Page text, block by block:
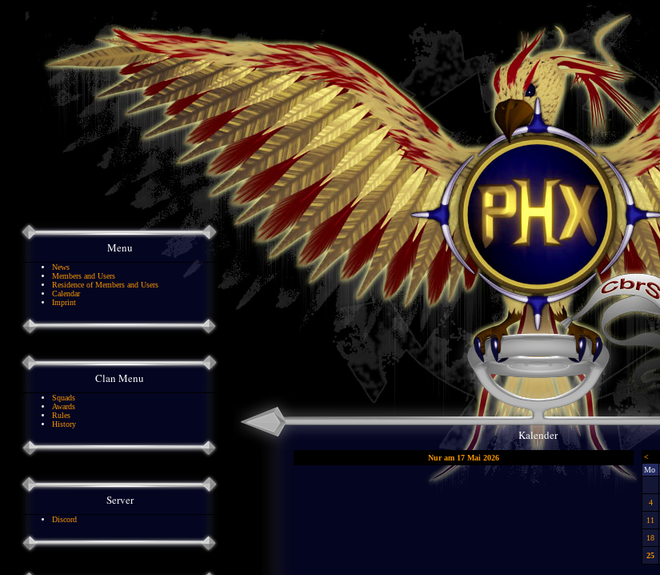
Menu
News
Members and Users
Residence of Members and Users
Calendar
Imprint
Clan Menu
Squads
Awards
Rules
History
Server
Discord
Kalender
Nur am 17 Mai 2026 <
Mo
4
11
18
25